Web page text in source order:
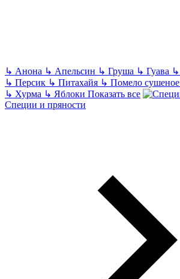
↳ Анона ↳ Апельсин ↳ Груша ↳ Гуава ↳
↳ Персик ↳ Питахайя ↳ Помело сушеное
↳ Хурма ↳ Яблоки Показать все
Специи и пряности